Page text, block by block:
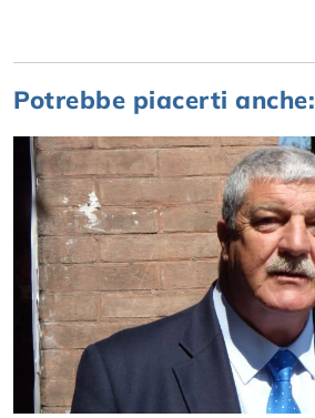
Potrebbe piacerti anche: